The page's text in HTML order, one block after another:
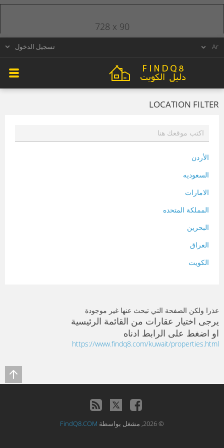
تسجيل الدخول
LOCATION FILTER
الأردن
السعوديه
الامارات
المملكة المتحده
البحرين
العراق
الكويت
سلطنة عمان
فلسطين
قطر
تونس
عذرا ولكن الصفحة التي تبحث عنها غير موجودة
يرجى اختيار عقارات من القائمة الرئيسية
او اضغط على الرابط ادناه
https://www.findq8.com/kuwait/properties.html
728 x 90
© 2026, مشغل بواسطة FindQ8.COM